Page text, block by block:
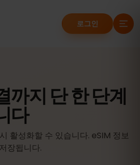
로그인
까지 단 한 단계
다
활성화할 수 있습니다. eSIM 정보
장됩니다.